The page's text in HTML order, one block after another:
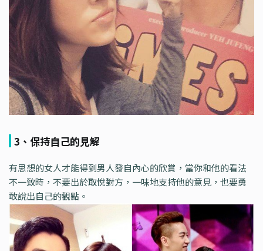
3、保持自己的見解
有思想的女人才能得到男人發自內心的欣賞，當你和他的看法
不一致時，不要出於取悅對方，一味地支持他的意見，也要勇
敢說出自己的觀點。